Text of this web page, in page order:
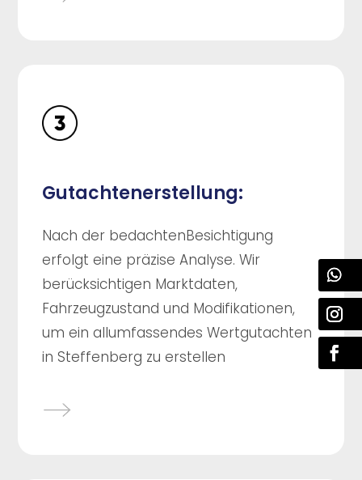
Gutachtenerstellung:
Nach der bedachtenBesichtigung
erfolgt eine präzise Analyse. Wir
berücksichtigen Marktdaten,
Fahrzeugzustand und Modifikationen,
um ein allumfassendes Wertgutachten
in Steffenberg zu erstellen